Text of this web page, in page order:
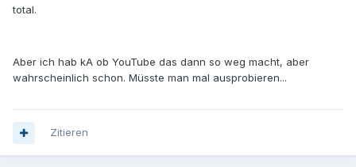
total.
Aber ich hab kA ob YouTube das dann so weg macht, aber
wahrscheinlich schon. Müsste man mal ausprobieren...
Zitieren